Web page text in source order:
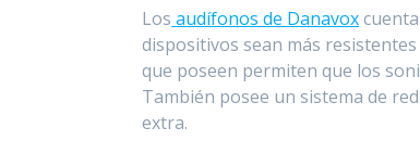
Los audífonos de Danavox
dispositivos sean más
que poseen permiten que los
También posee un sistema de
extra.